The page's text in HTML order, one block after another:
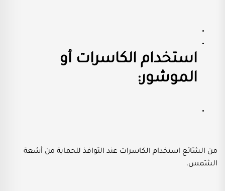
استخدام الكاسرات أو
الموشور:
من الشّائع استخدام الكاسرات عند النّوافذ للحماية من أشعة
الشّمس،